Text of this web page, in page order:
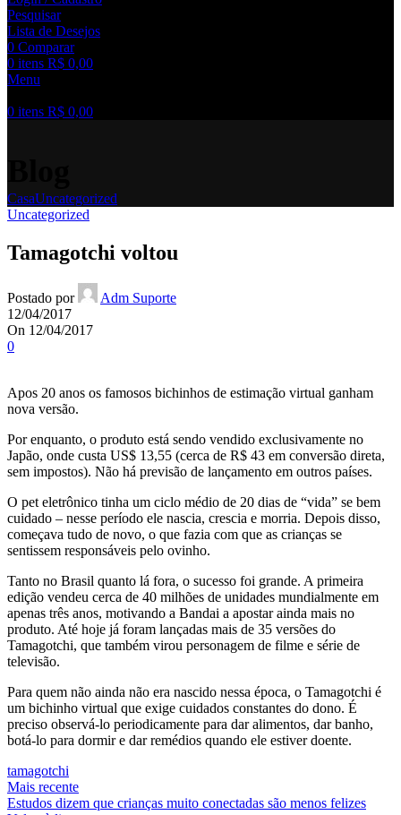
Pesquisar
Lista de Desejos
0 Comparar
0 itens R$ 0,00
Menu
0 itens R$ 0,00
CasaUncategorized
Uncategorized
Tamagotchi voltou
Postado por
Adm Suporte
12/04/2017
On 12/04/2017
0
Apos 20 anos os famosos bichinhos de estimação virtual ganham
nova versão.
Por enquanto, o produto está sendo vendido exclusivamente no
Japão, onde custa US$ 13,55 (cerca de R$ 43 em conversão direta,
sem impostos). Não há previsão de lançamento em outros países.
O pet eletrônico tinha um ciclo médio de 20 dias de “vida” se bem
cuidado – nesse período ele nascia, crescia e morria. Depois disso,
começava tudo de novo, o que fazia com que as crianças se
sentissem responsáveis pelo ovinho.
Tanto no Brasil quanto lá fora, o sucesso foi grande. A primeira
edição vendeu cerca de 40 milhões de unidades mundialmente em
apenas três anos, motivando a Bandai a apostar ainda mais no
produto. Até hoje já foram lançadas mais de 35 versões do
Tamagotchi, que também virou personagem de filme e série de
televisão.
Para quem não ainda não era nascido nessa época, o Tamagotchi é
um bichinho virtual que exige cuidados constantes do dono. É
preciso observá-lo periodicamente para dar alimentos, dar banho,
botá-lo para dormir e dar remédios quando ele estiver doente.
tamagotchi
Mais recente
Estudos dizem que crianças muito conectadas são menos felizes